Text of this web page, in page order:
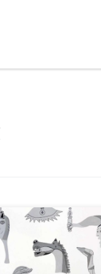
important reivindicar
artística com a
per a activar la
i la creativitat del